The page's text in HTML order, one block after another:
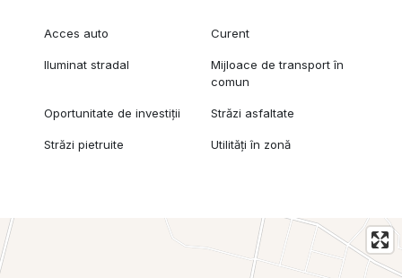
Acces auto Curent
Iluminat stradal
Mijloace de transport în
comun
Oportunitate de investiții Străzi asfaltate
Străzi pietruite Utilități în zonă